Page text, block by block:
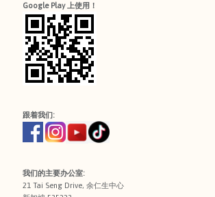
Google Play 上使用！
跟着我们:
我们的主要办公室:
21 Tai Seng Drive, 余仁生中心